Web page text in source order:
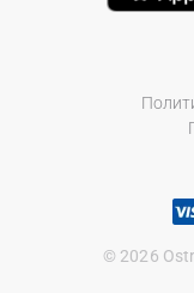
© 2026